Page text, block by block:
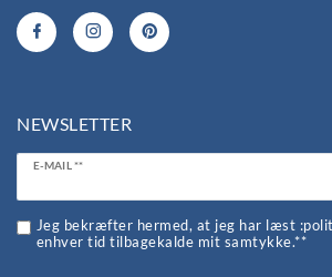
NEWSLETTER
E-MAIL **
Jeg bekræfter hermed, at jeg har læst
enhver tid tilbagekalde mit samtykke.**